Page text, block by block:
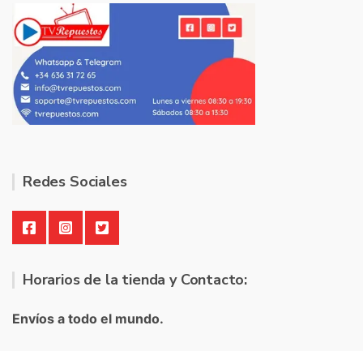
Redes Sociales
Horarios de la tienda y Contacto:
Envíos a todo el mundo.